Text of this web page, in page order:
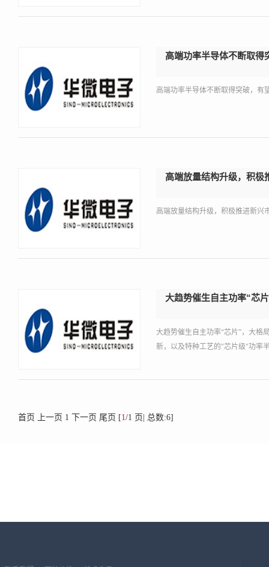
高端功率半导体不断取得
高端功率半导体不断取得突破，
高端放量结构升级，积极
高端放量结构升级，积极推进新
大趋势催生自主功率“芯
大趋势催生自主功率“芯片”，大格
新，以及特种工艺的"芯片级"功率
首页 上一页 1 下一页 尾页 [1/1 页| 总数:6]